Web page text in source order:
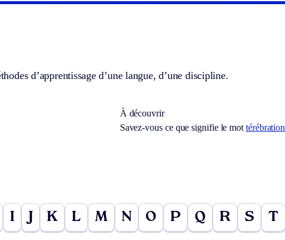
d’apprentissage d’une langue, d’une discipline.
À découvrir
Savez-vous ce que signifie le mottérébration
I J K L M N O P Q R S T